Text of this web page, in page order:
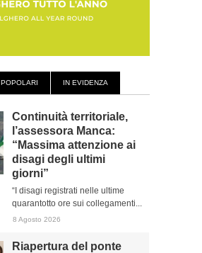
POPOLARI IN EVIDENZA
Continuità territoriale,
l’assessora Manca:
“Massima attenzione ai
disagi degli ultimi
giorni”
“I disagi registrati nelle ultime
quarantotto ore sui collegamenti...
8 Agosto 2026
Riapertura del ponte